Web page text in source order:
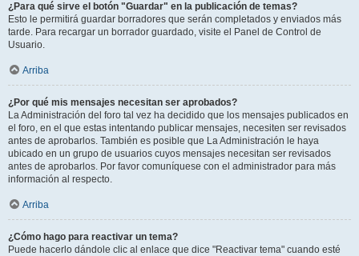
¿Para qué sirve el botón "Guardar" en la publicación de temas?
Esto le permitirá guardar borradores que serán completados y enviados más
tarde. Para recargar un borrador guardado, visite el Panel de Control de
Usuario.
Arriba
¿Por qué mis mensajes necesitan ser aprobados?
La Administración del foro tal vez ha decidido que los mensajes publicados en
el foro, en el que estas intentando publicar mensajes, necesiten ser revisados
antes de aprobarlos. También es posible que La Administración le haya
ubicado en un grupo de usuarios cuyos mensajes necesitan ser revisados
antes de aprobarlos. Por favor comuníquese con el administrador para más
información al respecto.
Arriba
¿Cómo hago para reactivar un tema?
Puede hacerlo dándole clic al enlace que dice "Reactivar tema" cuando esté